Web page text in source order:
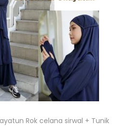
Rok celana sirwal + Tunik